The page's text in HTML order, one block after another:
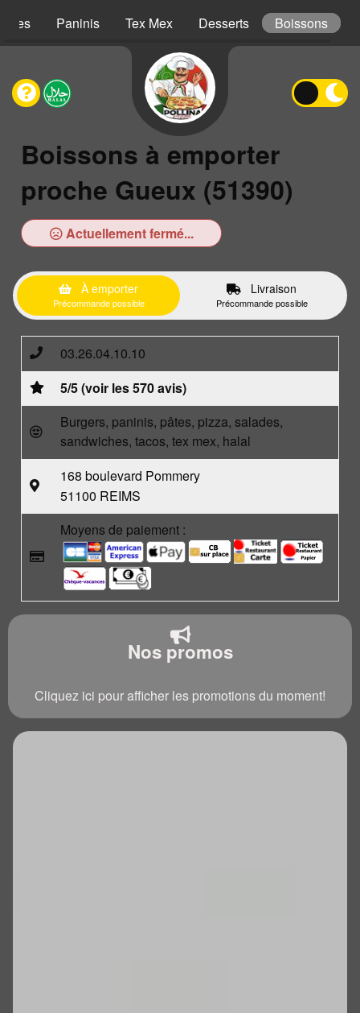
Paninis Tex Mex Desserts Boissons
Boissons à emporter
proche Gueux (51390)
Actuellement fermé...
À emporter
Précommande possible
Livraison
Précommande possible
03.26.04.10.10
5/5 (voir les 570 avis)
Burgers, paninis, pâtes, pizza, salades,
sandwiches, tacos, tex mex, halal
168 boulevard Pommery
51100 REIMS
Moyens de paiement :
Nos promos
Cliquez ici pour afficher les promotions du moment!